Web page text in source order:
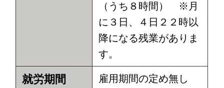
（うち８時間） ※月
に３日、４日２２時以
降になる残業がありま
す。
就労期間 雇用期間の定め無し